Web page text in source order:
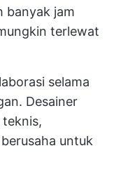
banyak jam
terlewat
selama
Desainer
untuk